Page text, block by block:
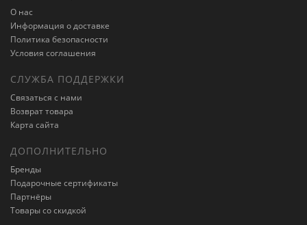
О нас
Информация о доставке
Политика безопасности
Условия соглашения
СЛУЖБА ПОДДЕРЖКИ
Связаться с нами
Возврат товара
Карта сайта
ДОПОЛНИТЕЛЬНО
Бренды
Подарочные сертификаты
Партнёры
Товары со скидкой